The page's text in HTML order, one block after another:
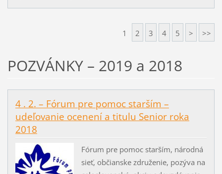
1 2 3 4 5 > >>
POZVÁNKY – 2019 a 2018
4 . 2. – Fórum pre pomoc starším –
udeľovanie ocenení a titulu Senior roka
2018
Fórum pre pomoc starším, národná
sieť, občianske združenie, pozýva na